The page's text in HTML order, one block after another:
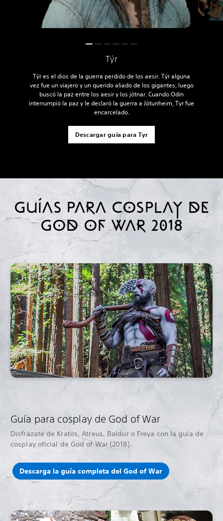
Týr
Týr es el dios de la guerra perdido de los aesir. Týr alguna
vez fue un viajero y un querido aliado de los gigantes, luego
buscó la paz entre los aesir y los jötnar. Cuando Odín
interrumpió la paz y le declaró la guerra a Jötunheim, Tyr fue
encarcelado.
Descargar guía para Tyr
GUÍAS PARA COSPLAY DE
GOD OF WAR 2018
Guía para cosplay de God of War
Disfrázate de Kratos, Atreus, Baldur o Freya con la guía de
cosplay oficial de God of War (2018).
Descarga la guía completa del God of War